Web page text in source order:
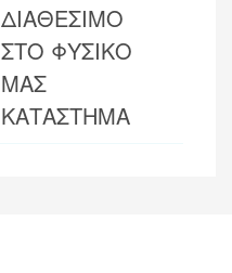
ΔΙΑΘΕΣΙΜΟ
ΣΤΟ ΦΥΣΙΚΟ
ΜΑΣ
ΚΑΤΑΣΤΗΜΑ